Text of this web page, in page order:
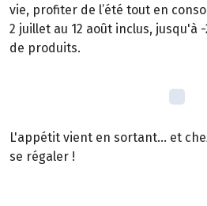
vie, profiter de l’été tout en
2 juillet au 12 août inclus, jusqu'à
de produits.
L'appétit vient en sortant... et
se régaler !